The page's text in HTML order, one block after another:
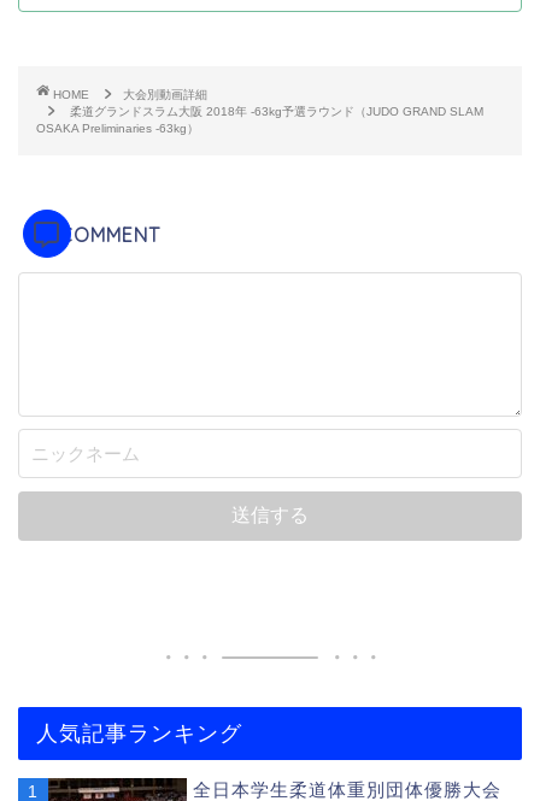
HOME
大会別動画詳細
柔道グランドスラム大阪 2018年 -63kg予選ラウンド（JUDO GRAND SLAM
OSAKA Preliminaries -63kg）
COMMENT
人気記事ランキング
全日本学生柔道体重別団体優勝大会